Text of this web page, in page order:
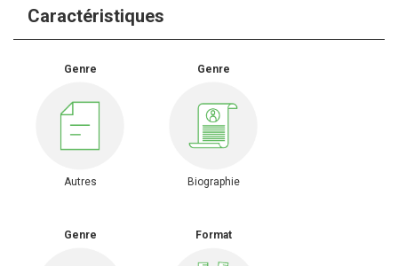
Caractéristiques
Genre
Autres
Genre
Biographie
Genre Format